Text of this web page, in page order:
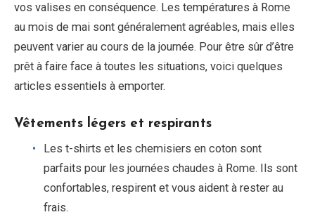
vos valises en conséquence. Les températures à Rome
au mois de mai sont généralement agréables, mais elles
peuvent varier au cours de la journée. Pour être sûr d’être
prêt à faire face à toutes les situations, voici quelques
articles essentiels à emporter.
Vêtements légers et respirants
Les t-shirts et les chemisiers en coton sont
parfaits pour les journées chaudes à Rome. Ils sont
confortables, respirent et vous aident à rester au
frais.